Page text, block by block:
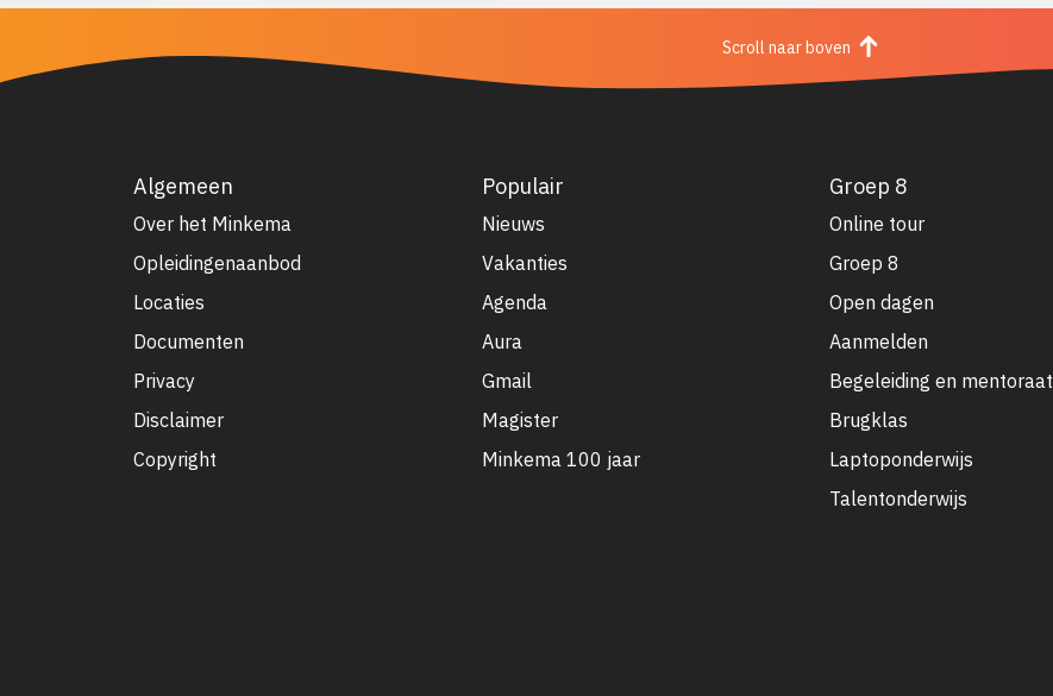
Scroll naar boven
Algemeen
Over het Minkema
Opleidingenaanbod
Locaties
Documenten
Privacy
Disclaimer
Copyright
Populair
Nieuws
Vakanties
Agenda
Aura
Gmail
Magister
Minkema 100 jaar
Groep 8
Online tour
Groep 8
Open dagen
Aanmelden
Begeleiding en mentoraat
Brugklas
Laptoponderwijs
Talentonderwijs